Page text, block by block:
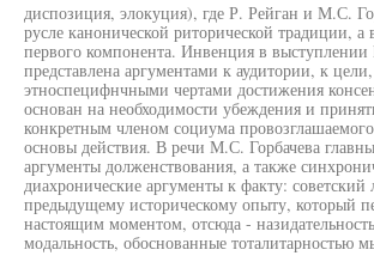
диспозиция, элокуция), где Р. Рейган и М.С.
русле канонической риторической традиции, а
первого компонента. Инвенция в выступлении
представлена аргументами к аудитории, к
этноспецифнчными чертами достижения
основан на необходимости убеждения и
конкретным членом социума
основы действия. В речи М.С. Горбачева
аргументы долженствования, а также
диахронические аргументы к факту: советский
предыдущему историческому опыту, который
настоящим моментом, отсюда -
модальность, обоснованные тоталитарностью